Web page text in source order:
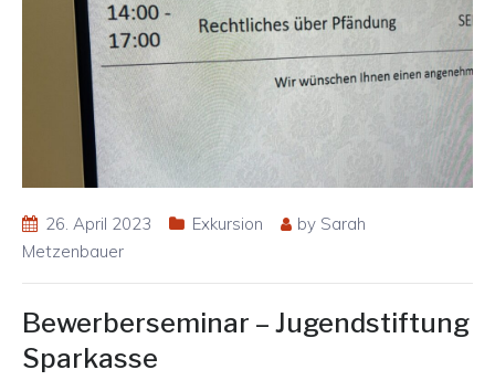
26. April 2023 Exkursion by Sarah
Metzenbauer
Bewerberseminar – Jugendstiftung
Sparkasse